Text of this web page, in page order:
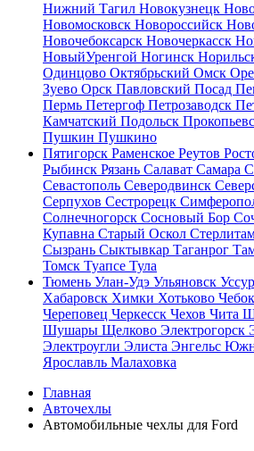
Нижний Тагил Новокузнецк
Новомосковск Новороссийск
Новочебоксарск Новочеркасск
НовыйУренгой Ногинск
Одинцово Октябрьский Омск
Зуево Орск Павловский Посад
Пермь Петергоф Петрозаводск
Камчатский Подольск
Пушкин Пушкино
Пятигорск Раменское Реутов
Рыбинск Рязань Салават Самара
Севастополь Северодвинск
Серпухов Сестрорецк
Солнечногорск Сосновый Бор
Купавна Старый Оскол
Сызрань Сыктывкар Таганрог
Томск Туапсе Тула
Тюмень Улан-Удэ Ульяновск
Хабаровск Химки Хотьково
Череповец Черкесск Чехов Чита
Шушары Щелково Электрогорск
Электроугли Элиста Энгельс
Ярославль Малаховка
Главная
Авточехлы
Автомобильные чехлы для Ford